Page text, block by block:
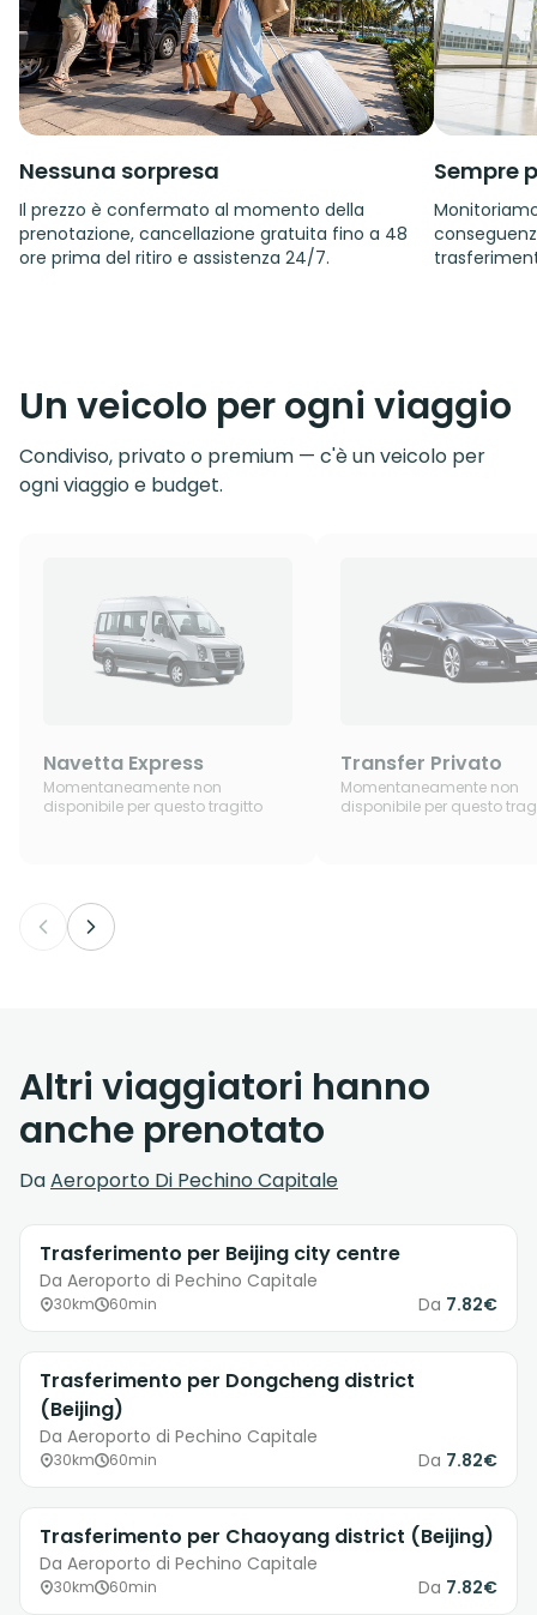
Nessuna sorpresa
Il prezzo è confermato al momento della
prenotazione, cancellazione gratuita fino a 48
ore prima del ritiro e assistenza 24/7.
Sempre
Un veicolo per ogni viaggio
Condiviso, privato o premium — c'è un veicolo per
ogni viaggio e budget.
Navetta Express
Momentaneamente non
disponibile per questo tragitto
Transfer Privato
Momentaneamente non
disponibile per questo
Altri viaggiatori hanno
anche prenotato
DaAeroporto Di Pechino Capitale
Trasferimento per Beijing city centre
Da Aeroporto di Pechino Capitale
30km 60min Da 7.82€
Trasferimento per Dongcheng district
(Beijing)
Da Aeroporto di Pechino Capitale
30km 60min Da 7.82€
Trasferimento per Chaoyang district (Beijing)
Da Aeroporto di Pechino Capitale
30km 60min Da 7.82€